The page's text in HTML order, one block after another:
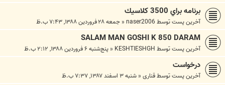
برنامه براي 3500 كلاسيك
آخرین پست توسطnaser2006
« جمعه ۲۸ فروردین ۱۳۸۸, ۷:۴۳ ب.ظ
SALAM MAN GOSHI K 850 DARAM
آخرین پست توسطKESHTIESHGH
« پنج‌شنبه ۶ فروردین ۱۳۸۸, ۲:۱۲ ب.ظ
درخواست
آخرین پست توسطقناری« شنبه ۳ اسفند ۱۳۸۷, ۷:۳۷ ب.ظ